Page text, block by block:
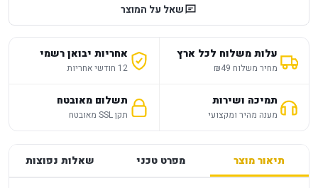
שאל על המוצר
עלות משלוח לכל ארץ
מחיר משלוח ₪49
אחריות יבואן רשמי
12 חודשי אחריות
תמיכה ושירות
מענה מהיר ומקצועי
תשלום מאובטח
תקן SSL מאובטח
תיאור מוצר מפרט טכני שאלות נפוצות